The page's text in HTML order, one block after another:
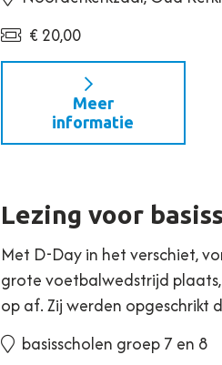
€ 20,00
Meer
informatie
Lezing voor
Met D-Day in het verschiet,
grote voetbalwedstrijd plaats,
op af. Zij werden opgeschrikt
basisscholen groep 7 en 8